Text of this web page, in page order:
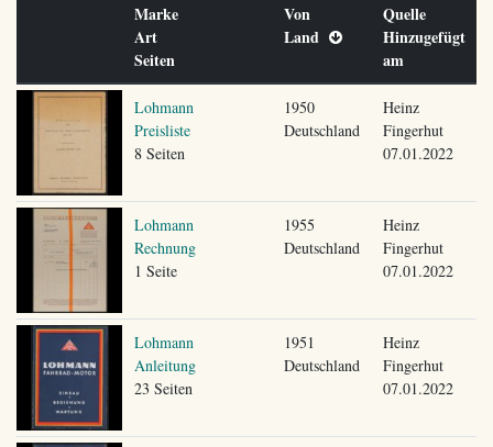
Marke
Art
Seiten
Von
Land
Quelle
Hinzugefügt
am
Lohmann
Preisliste
8 Seiten
1950
Deutschland
Heinz
Fingerhut
07.01.2022
Lohmann
Rechnung
1 Seite
1955
Deutschland
Heinz
Fingerhut
07.01.2022
Lohmann
Anleitung
23 Seiten
1951
Deutschland
Heinz
Fingerhut
07.01.2022